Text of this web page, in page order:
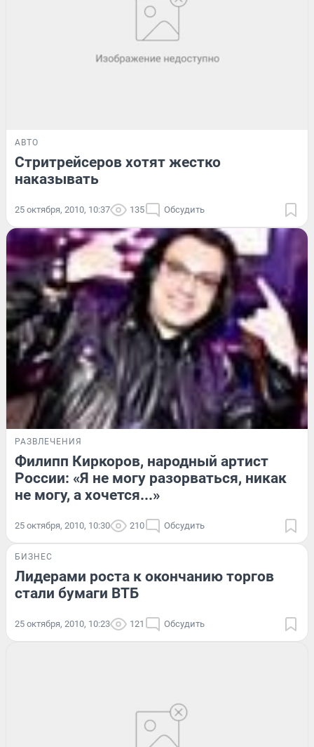
АВТО
Стритрейсеров хотят жестко
наказывать
25 октября, 2010, 10:37 135 Обсудить
РАЗВЛЕЧЕНИЯ
Филипп Киркоров, народный артист
России: «Я не могу разорваться, никак
не могу, а хочется...»
25 октября, 2010, 10:30 210 Обсудить
БИЗНЕС
Лидерами роста к окончанию торгов
стали бумаги ВТБ
25 октября, 2010, 10:23 121 Обсудить